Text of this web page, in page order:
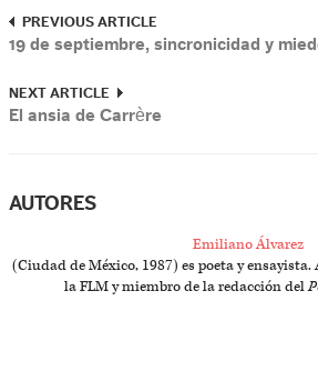
PREVIOUS ARTICLE
19 de septiembre, sincronicidad y
NEXT ARTICLE
El ansia de Carrère
AUTORES
Emiliano Álvarez
(Ciudad de México, 1987) es poeta y
la FLM y miembro de la redacción del